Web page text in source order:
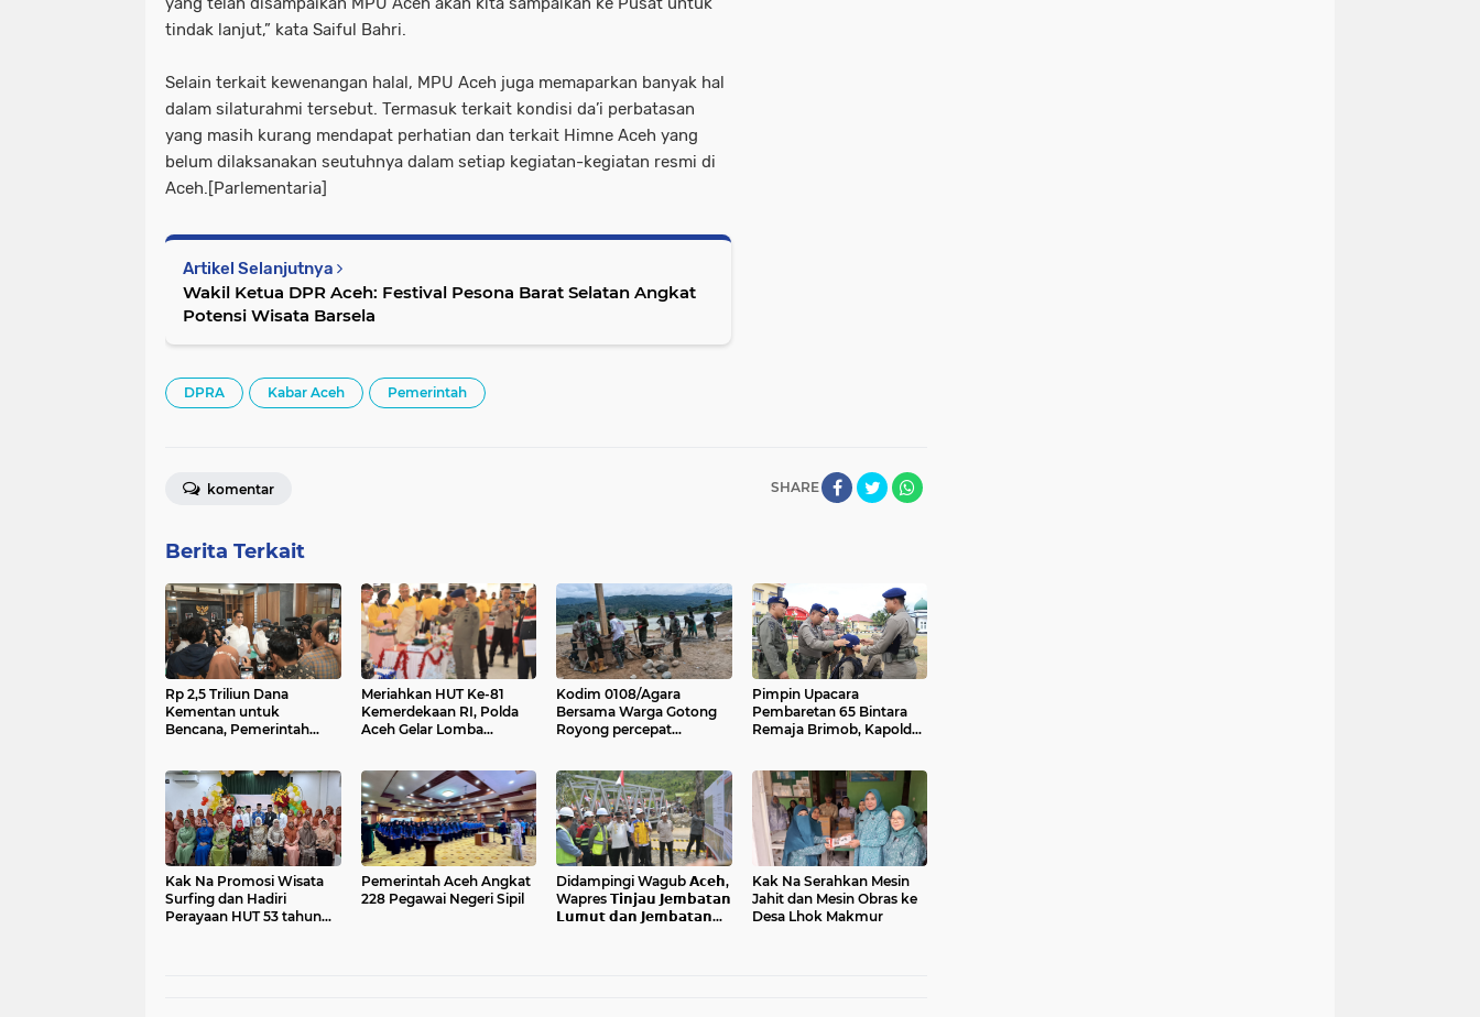
tindak lanjut,” kata Saiful Bahri.
Selain terkait kewenangan halal, MPU Aceh juga memaparkan banyak hal
dalam silaturahmi tersebut. Termasuk terkait kondisi da’i perbatasan
yang masih kurang mendapat perhatian dan terkait Himne Aceh yang
belum dilaksanakan seutuhnya dalam setiap kegiatan-kegiatan resmi di
Aceh.[Parlementaria]
Artikel Selanjutnya
Wakil Ketua DPR Aceh: Festival Pesona Barat Selatan Angkat
Potensi Wisata Barsela
DPRA Kabar Aceh Pemerintah
SHARE
komentar
Berita Terkait
Rp 2,5 Triliun Dana
Kementan untuk
Bencana, Pemerintah
Meriahkan HUT Ke-81
Kemerdekaan RI, Polda
Aceh Gelar Lomba
Kodim 0108/Agara
Bersama Warga Gotong
Royong percepat
Aceh Tenggara
Pimpin Upacara
Pembaretan 65 Bintara
Remaja Brimob, Kapolda
Kak Na Promosi Wisata
Surfing dan Hadiri
Perayaan HUT 53 tahun
Pemerintah Aceh Angkat
228 Pegawai Negeri Sipil
Didampingi Wagub 𝗔𝗰𝗲𝗵,
Wapres 𝗧𝗶𝗻𝗷𝗮𝘂 𝗝𝗲𝗺𝗯𝗮𝘁𝗮𝗻
𝗟𝘂𝗺𝘂𝘁 𝗱𝗮𝗻 𝗝𝗲𝗺𝗯𝗮𝘁𝗮𝗻
Kak Na Serahkan Mesin
Jahit dan Mesin Obras ke
Desa Lhok Makmur